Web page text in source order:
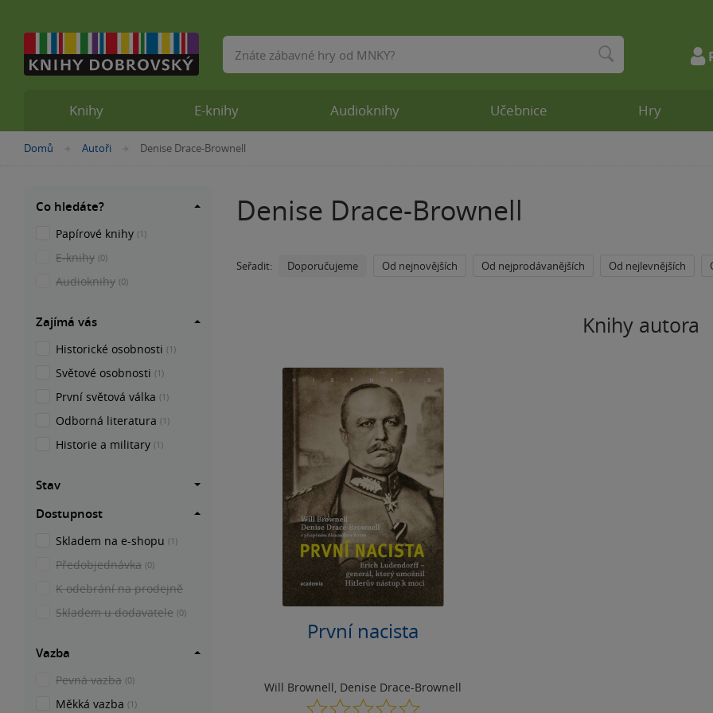
Nacházíte
Domů »Autoři »
Denise Drace-Brownell
Denise Drace-Brownell
Seřadit: Doporučujeme Od nejnovějších Od nejprodávanějších Od nejlevnějších
Knihy autora
První nacista
Will Brownell Denise Drace-Brownell
0.0
Co hledáte?
Papírové knihy (1)
E-knihy (0)
Audioknihy (0)
Zajímá vás
Historické osobnosti (1)
Světové osobnosti (1)
První světová válka (1)
Odborná literatura (1)
Historie a military (1)
Stav
Dostupnost
Skladem na e-shopu (1)
Předobjednávka (0)
K odebrání na prodejně
Skladem u dodavatele (0)
Vazba
Pevná vazba (0)
Měkká vazba (1)
Knihy E-knihy Audioknihy Učebnice Hry
Vyhledávání